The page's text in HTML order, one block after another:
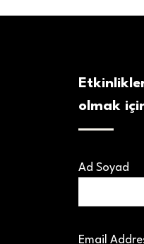
olmak
Ad Soyad
Email